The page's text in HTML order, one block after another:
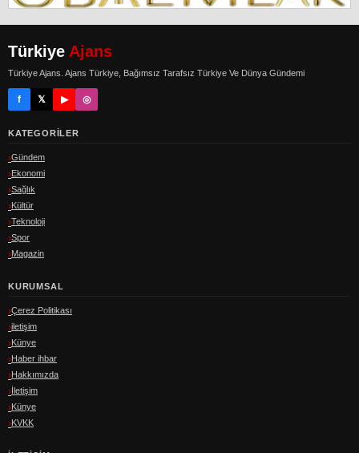
Türkiye Ajans
Türkiye Ajans. Ajans Türkiye, Bağımsız Tarafsız Türkiye Ve Dünya Gündemi
f 𝕏 ▶ ◎
KATEGORILER
Gündem
Ekonomi
Sağlık
Kültür
Teknoloji
Spor
Magazin
KURUMSAL
Çerez Politikası
iletişim
Künye
Haber ihbar
Hakkımızda
İletişim
Künye
KVKK